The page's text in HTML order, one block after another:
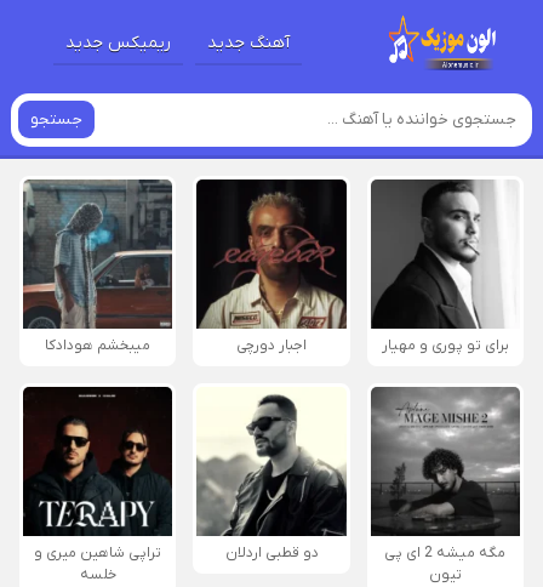
آهنگ جدید ریمیکس جدید
جستجو
برای تو پوری و مهیار اجبار دورچی میبخشم هودادکا
مگه میشه 2 ای پی
تیون
دو قطبی اردلان
تراپی شاهین میری و
خلسه